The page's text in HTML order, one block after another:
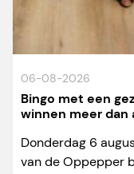
06-08-2026
Bingo met een
winnen meer dan
Donderdag 6
van de Oppepper